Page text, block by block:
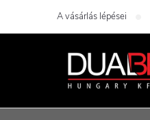
A vásárlás lépései